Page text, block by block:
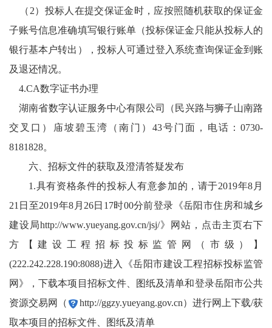
（2）投标人在提交保证金时，应按照随机获取的保证金
子账号信息准确填写银行账单（投标保证金只能从投标人的
银行基本户转出），投标人可通过登入系统查询保证金到账
及退还情况。
4.CA数字证书办理
湖南省数字认证服务中心有限公司（民兴路与狮子山南路
交叉口）庙坡碧玉湾（南门）43号门面，电话：0730-
8181828。
六、招标文件的获取及澄清答疑发布
1.具有资格条件的投标人有意参加的，请于2019年8月
21日至2019年8月26日17时00分前登录《岳阳市住房和城乡
建设局http://www.yueyang.gov.cn/jsj/》网站，点击主页右下
方【建设工程招标投标监管网（市级）】
(222.242.228.190:8088)进入《岳阳市建设工程招标投标监管
网》，下载本项目招标文件、图纸及清单和登录岳阳市公共
资源交易网（
http://ggzy.yueyang.gov.cn）进行网上下载/获
取本项目的招标文件、图纸及清单